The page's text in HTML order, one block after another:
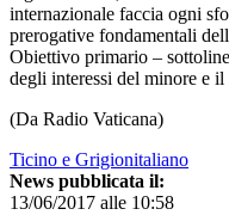
internazionale faccia ogni
prerogative fondamentali
Obiettivo primario –
degli interessi del minore e
(Da Radio Vaticana)
Ticino e Grigionitaliano
News pubblicata il:
13/06/2017 alle 10:58